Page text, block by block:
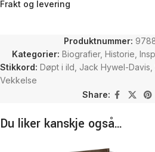
Frakt og levering
Produktnummer:
Kategorier: Biografier, Historie
Stikkord: Døpt i ild Jack Hywel-Davis
Vekkelse
Share:
Du liker kanskje også…